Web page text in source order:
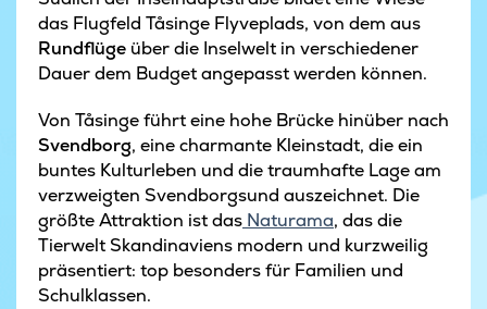
das Flugfeld Tåsinge Flyveplads, von dem aus
Rundflüge über die Inselwelt in verschiedener
Dauer dem Budget angepasst werden können.
Von Tåsinge führt eine hohe Brücke hinüber nach
Svendborg, eine charmante Kleinstadt, die ein
buntes Kulturleben und die traumhafte Lage am
verzweigten Svendborgsund auszeichnet. Die
größte Attraktion ist das Naturama, das die
Tierwelt Skandinaviens modern und kurzweilig
präsentiert: top besonders für Familien und
Schulklassen.